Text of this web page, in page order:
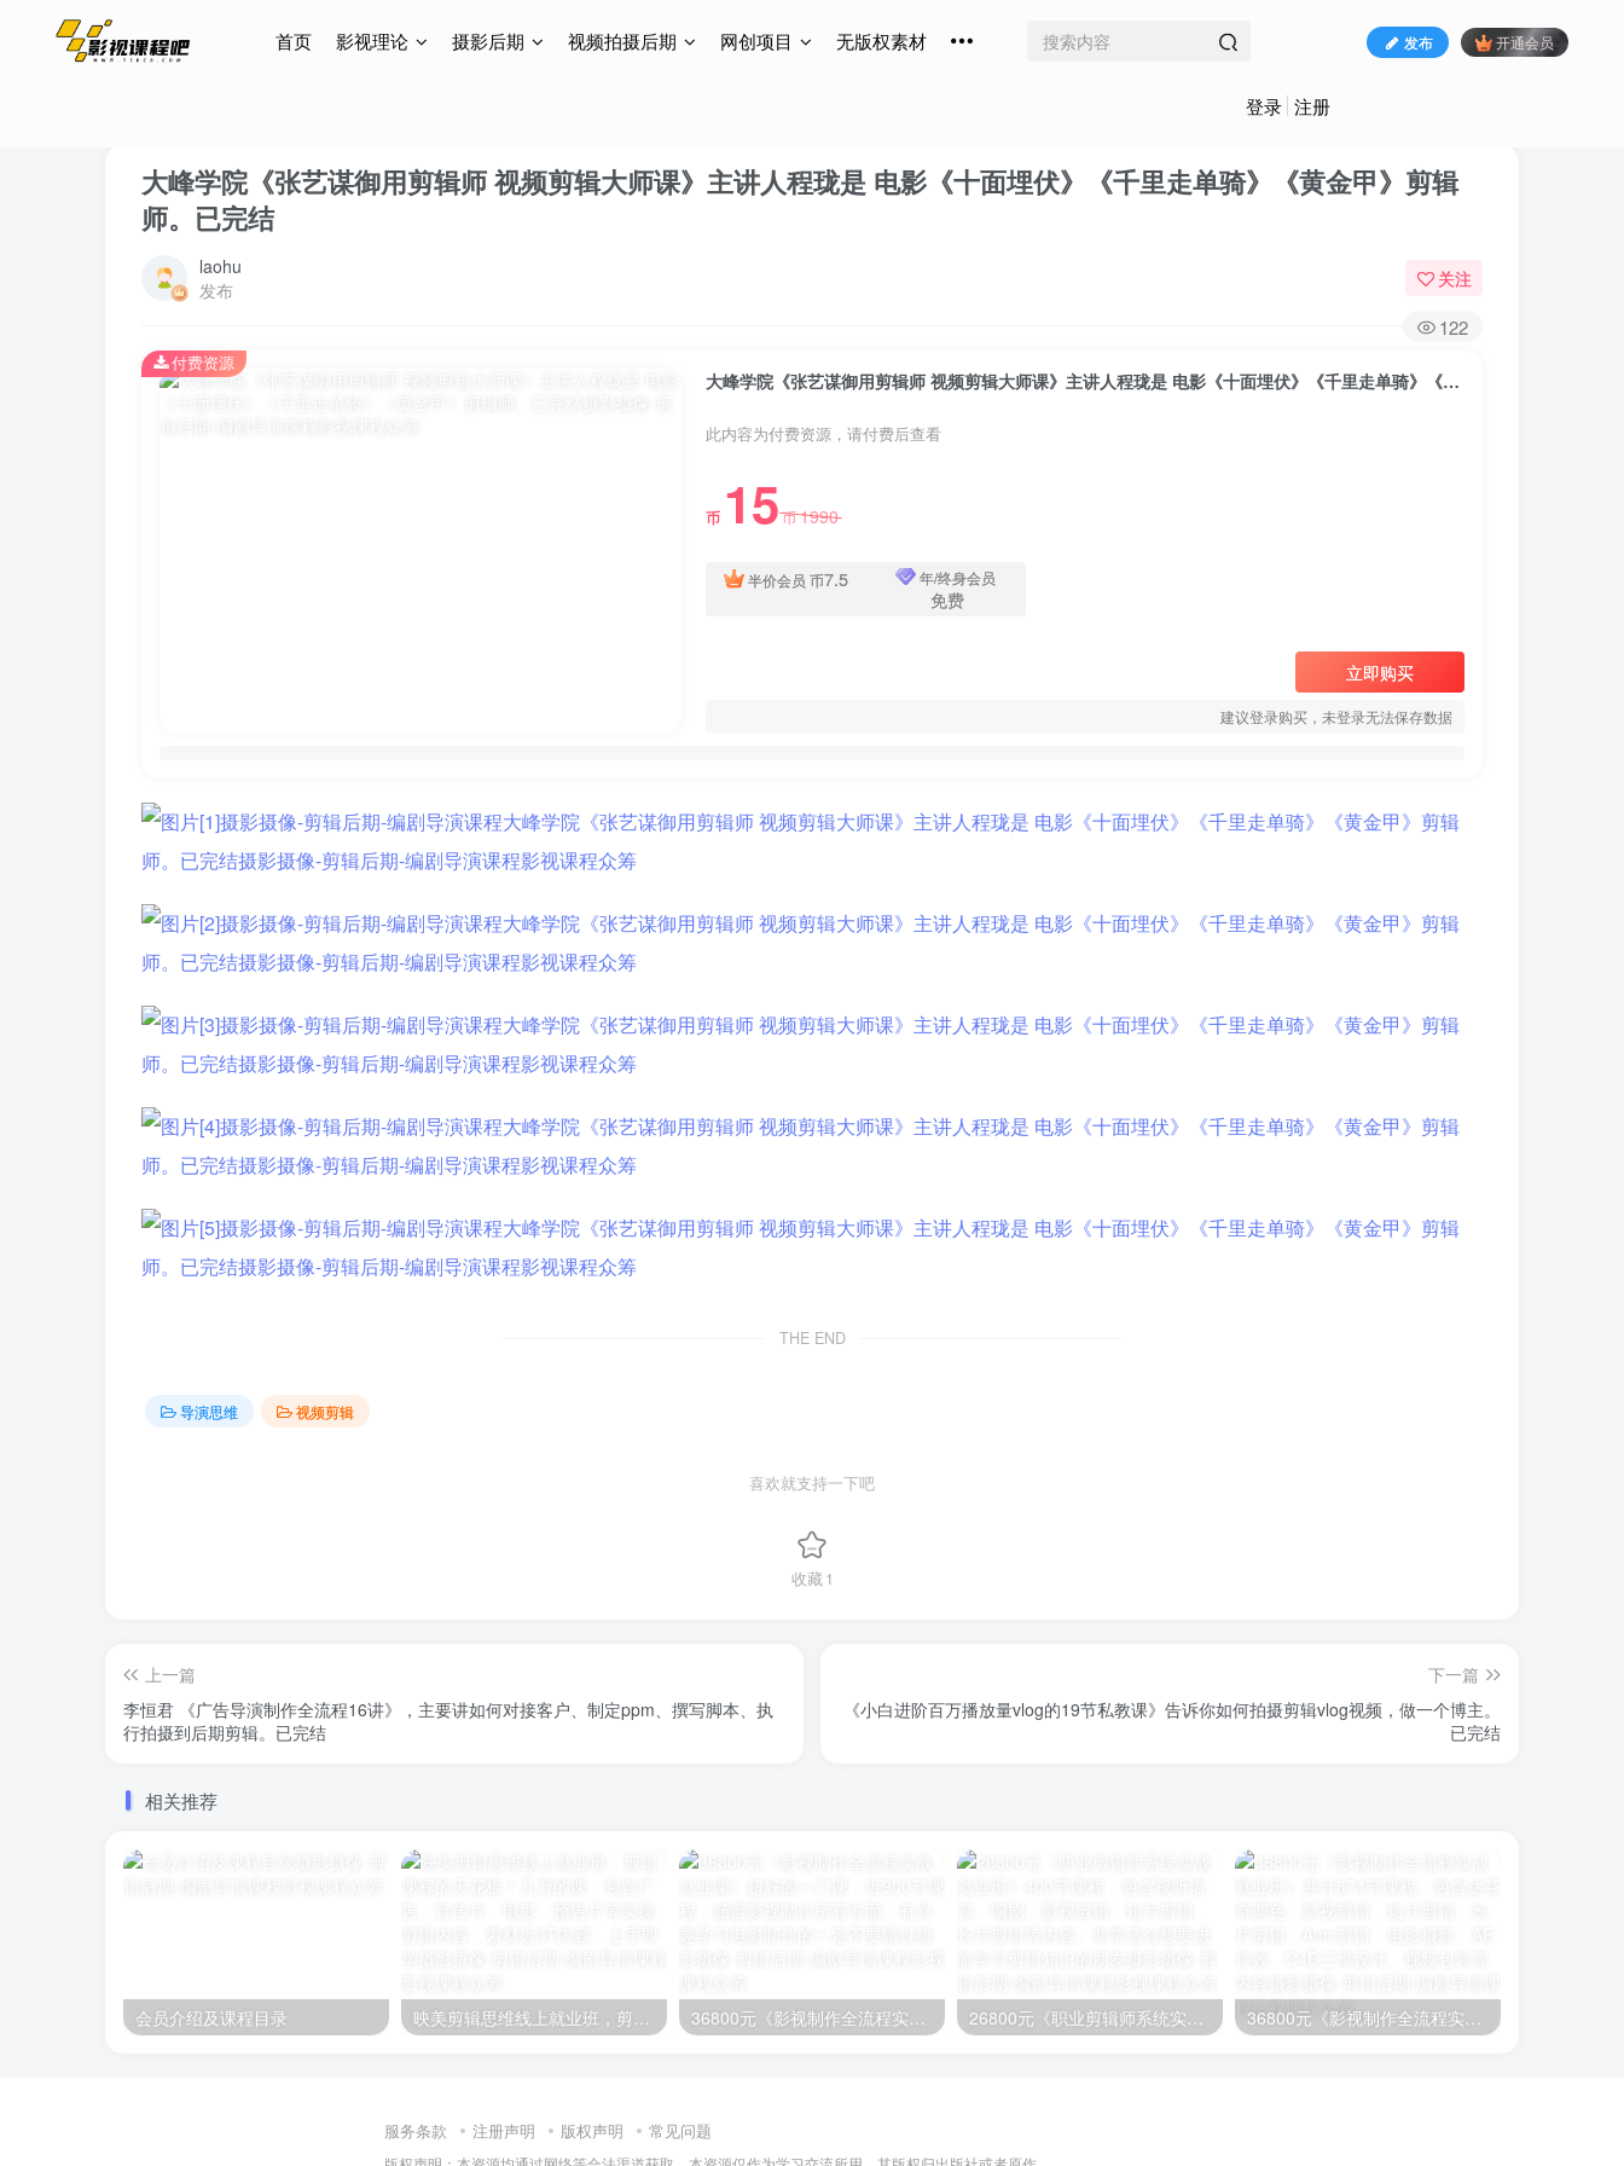
首页 影视理论 摄影后期 视频拍摄后期 网创项目 无版权素材 发布 开通会员
登录 注册
大峰学院《张艺谋御用剪辑师 视频剪辑大师课》主讲人程珑是 电影《十面埋伏》《千里走单骑》《黄金甲》剪辑
师。已完结
laohu
发布
关注
122
大峰学院《张艺谋御用剪辑师 视频剪辑大师课》主讲人程珑是 电影《十面埋伏》《千里走单骑》《黄金甲》剪辑师。已完结
此内容为付费资源，请付费后查看
币 15币1990
半价会员 币7.5 年/终身会员
免费
立即购买
建议登录购买，未登录无法保存数据
付费资源
THE END
导演思维 视频剪辑
喜欢就支持一下吧
收藏1
上一篇
李恒君 《广告导演制作全流程16讲》，主要讲如何对接客户、制定ppm、撰写脚本、执
行拍摄到后期剪辑。已完结
下一篇
《小白进阶百万播放量vlog的19节私教课》告诉你如何拍摄剪辑vlog视频，做一个博主。
已完结
相关推荐
会员介绍及课程目录
服务条款 注册声明 版权声明 常见问题